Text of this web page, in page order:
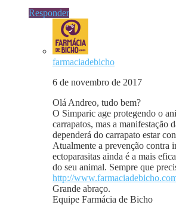
Responder
farmaciadebicho
6 de novembro de 2017
Olá Andreo, tudo bem?
O Simparic age protegendo o
carrapatos, mas a manifestação
dependerá do carrapato estar
Atualmente a prevenção contra
ectoparasitas ainda é a mais
do seu animal. Sempre que
http://
Grande abraço.
Equipe Farmácia de Bicho